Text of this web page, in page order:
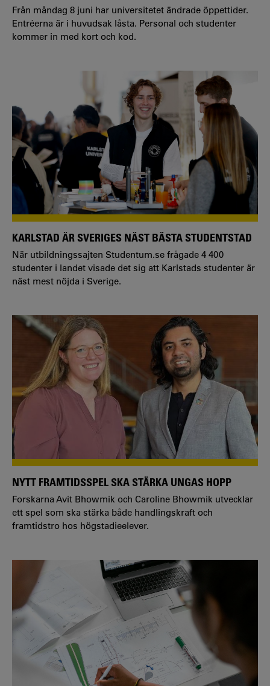
Från måndag 8 juni har universitetet ändrade öppettider.
Entréerna är i huvudsak låsta. Personal och studenter
kommer in med kort och kod.
KARLSTAD ÄR SVERIGES NÄST BÄSTA STUDENTSTAD
När utbildningssajten Studentum.se frågade 4 400
studenter i landet visade det sig att Karlstads studenter är
näst mest nöjda i Sverige.
NYTT FRAMTIDSSPEL SKA STÄRKA UNGAS HOPP
Forskarna Avit Bhowmik och Caroline Bhowmik utvecklar
ett spel som ska stärka både handlingskraft och
framtidstro hos högstadieelever.